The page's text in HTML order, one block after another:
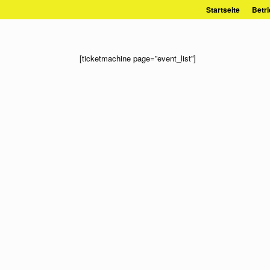
Inhalt
Startseite
[ticketmachine page=”event_list”]